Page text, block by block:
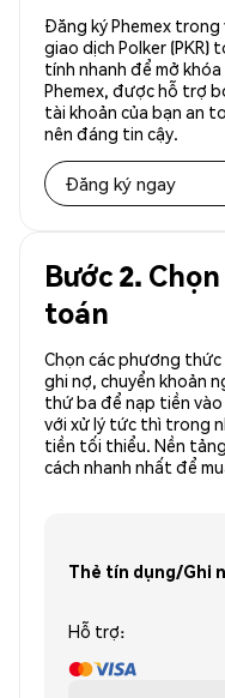
Đăng ký Phemex
giao dịch Polker (PKR)
tính nhanh để mở
Phemex, được hỗ trợ
tài khoản của bạn an
nên đáng tin cậy.
Đăng ký ngay
Bước 2.
toán
Chọn các phương
ghi nợ, chuyển khoản
thứ ba để nạp tiền
với xử lý tức thì trong
tiền tối thiểu. Nền
cách nhanh nhất để
Thẻ tín dụng/Ghi
Hỗ trợ: